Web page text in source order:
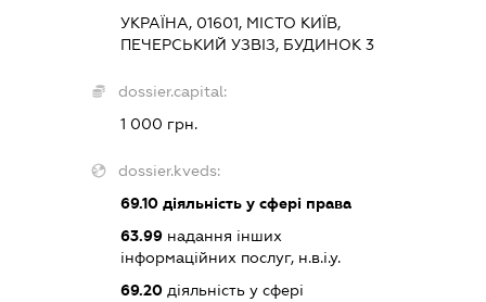
УКРАЇНА, 01601, МІСТО КИЇВ,
ПЕЧЕРСЬКИЙ УЗВІЗ, БУДИНОК 3
dossier.capital:
1 000 грн.
dossier.kveds:
69.10 діяльність у сфері права
63.99 надання інших
інформаційних послуг, н.в.і.у.
69.20 діяльність у сфері